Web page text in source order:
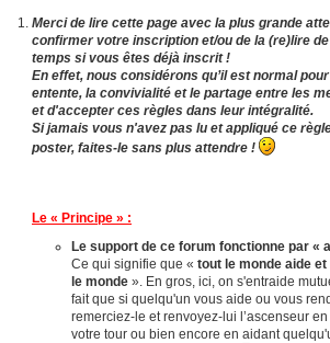
Merci de lire cette page avec la plus grande
confirmer votre inscription et/ou de la (re)lire
temps si vous êtes déjà inscrit !
En effet, nous considérons qu’il est normal
entente, la convivialité et le partage entre les
et d'accepter ces règles dans leur intégralité.
Si jamais vous n'avez pas lu et appliqué ce
poster, faites-le sans plus attendre !
Le « Principe » :
Le support de ce forum fonctionne par «
Ce qui signifie que « tout le monde aide
le monde ». En gros, ici, on s'entraide
fait que si quelqu'un vous aide ou vous
remerciez-le et renvoyez-lui l’ascenseur
votre tour ou bien encore en aidant